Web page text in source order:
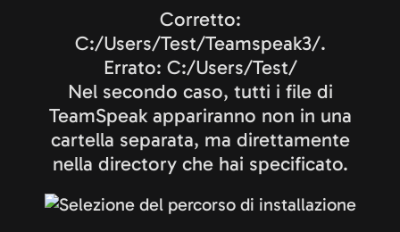
Corretto:
C:/Users/Test/Teamspeak3/.
Errato: C:/Users/Test/
Nel secondo caso, tutti i file di
TeamSpeak appariranno non in una
cartella separata, ma direttamente
nella directory che hai specificato.